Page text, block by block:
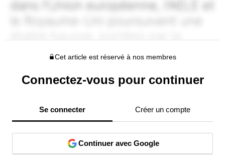
Cet article est réservé à nos membres
Connectez-vous pour continuer
Se connecter Créer un compte
Continuer avec Google